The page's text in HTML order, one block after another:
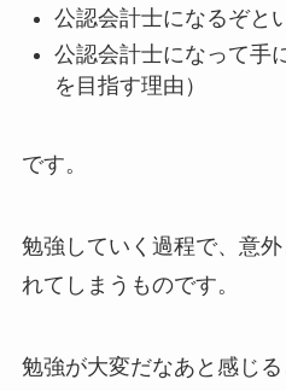
公認会計士になるぞと
公認会計士になって手
を目指す理由）
です。
勉強していく過程で、意
れてしまうものです。
勉強が大変だなあと感じ